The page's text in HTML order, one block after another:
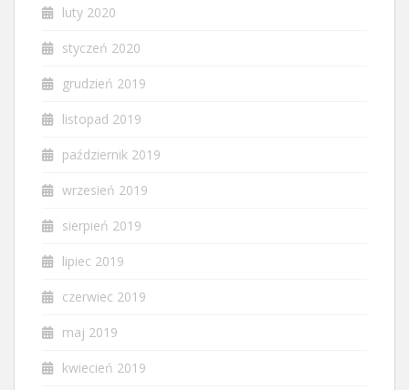
luty 2020
styczeń 2020
grudzień 2019
listopad 2019
październik 2019
wrzesień 2019
sierpień 2019
lipiec 2019
czerwiec 2019
maj 2019
kwiecień 2019